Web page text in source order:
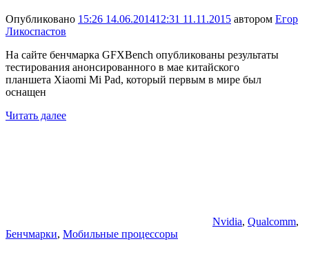
Опубликовано 15:26 14.06.201412:31 11.11.2015 автором Егор
Ликоспастов
На сайте бенчмарка GFXBench опубликованы результаты
тестирования анонсированного в мае китайского
планшета Xiaomi Mi Pad, который первым в мире был
оснащен
Читать далее
Nvidia, Qualcomm,
Бенчмарки, Мобильные процессоры